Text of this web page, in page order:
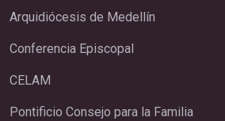
Arquidiócesis de Medellín
Conferencia Episcopal
CELAM
Pontificio Consejo para la Familia